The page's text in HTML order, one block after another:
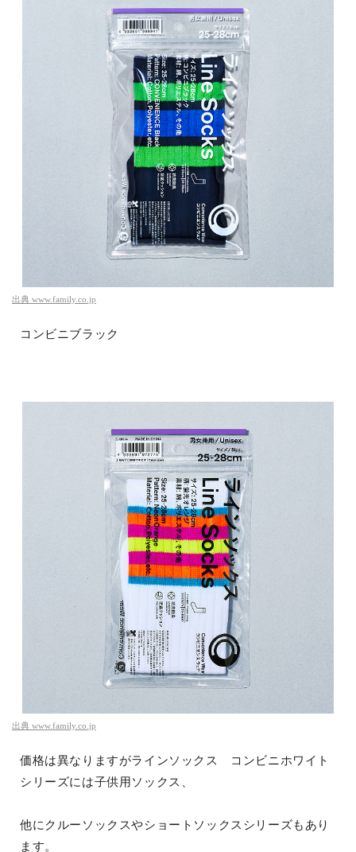
出典 www.family.co.jp
コンビニブラック
出典 www.family.co.jp
価格は異なりますがラインソックス コンビニホワイト
シリーズには子供用ソックス、
他にクルーソックスやショートソックスシリーズもあり
ます。